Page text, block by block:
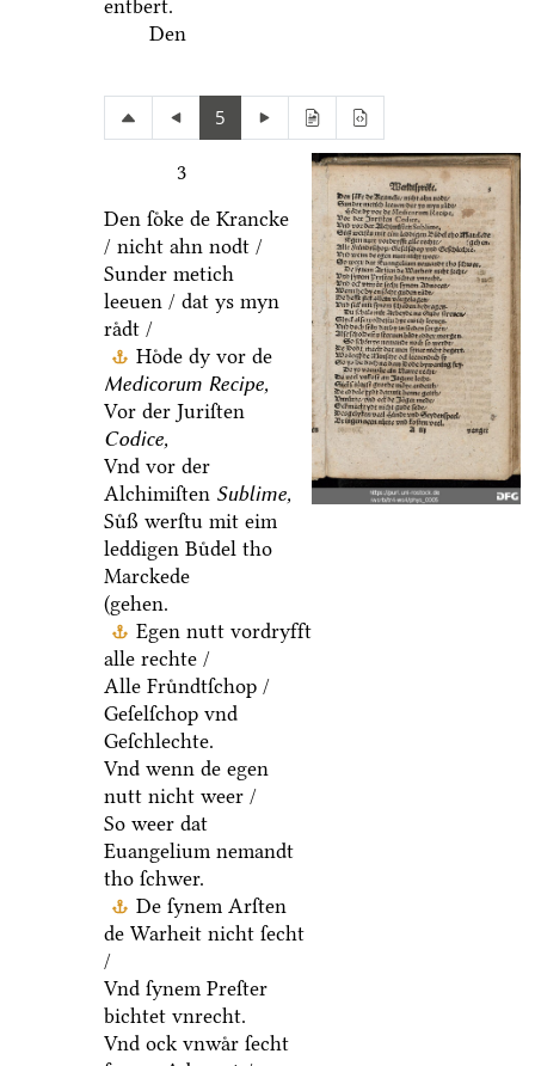
entbert.
Den
5
3
Den ſoͤke de Krancke
/ nicht ahn nodt /
Sunder metich
leeuen / dat ys myn
raͤdt /
Hoͤde dy vor de
Medicorum Recipe,
Vor der Juriſten
Codice,
Vnd vor der
Alchimiſten Sublime,
Suͤß werſtu mit eim
leddigen Buͤdel tho
Marckede
(gehen.
Egen nutt vordryfft
alle rechte /
Alle Fruͤndtſchop /
Geſelſchop vnd
Geſchlechte.
Vnd wenn de egen
nutt nicht weer /
So weer dat
Euangelium nemandt
tho ſchwer.
De ſynem Arſten
de Warheit nicht ſecht
/
Vnd ſynem Preſter
bichtet vnrecht.
Vnd ock vnwaͤr ſecht